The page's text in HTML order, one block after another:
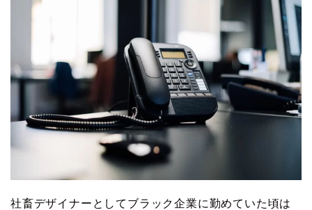
社畜デザイナーとしてブラック企業に勤めていた頃は